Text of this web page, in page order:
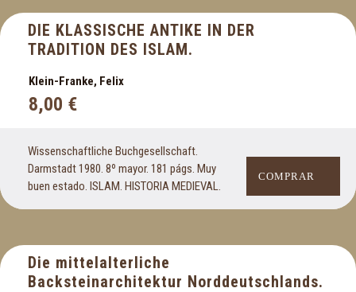
DIE KLASSISCHE ANTIKE IN DER
TRADITION DES ISLAM.
Klein-Franke, Felix
8,00 €
Wissenschaftliche Buchgesellschaft.
Darmstadt 1980. 8º mayor. 181 págs. Muy
buen estado. ISLAM. HISTORIA MEDIEVAL.
COMPRAR
Die mittelalterliche
Backsteinarchitektur Norddeutschlands.